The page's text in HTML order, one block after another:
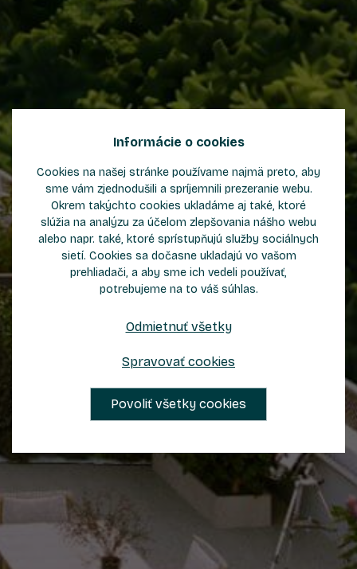
Informácie o cookies
Cookies na našej stránke používame najmä preto, aby
sme vám zjednodušili a spríjemnili prezeranie webu.
Okrem takýchto cookies ukladáme aj také, ktoré
slúžia na analýzu za účelom zlepšovania nášho webu
alebo napr. také, ktoré sprístupňujú služby sociálnych
sietí. Cookies sa dočasne ukladajú vo vašom
prehliadači, a aby sme ich vedeli používať,
potrebujeme na to váš súhlas.
Odmietnuť všetky
Spravovať cookies
Povoliť všetky cookies